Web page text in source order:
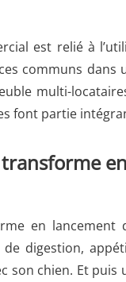
est relié à
communs
multi-
font partie
en lancement
digestion,
son chien. Et